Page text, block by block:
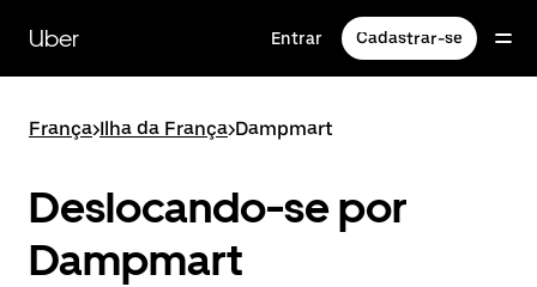
para
conteúdo
Uber Entrar Cadastrar-se
França>Ilha da França>Dampmart
Deslocando-se por
Dampmart